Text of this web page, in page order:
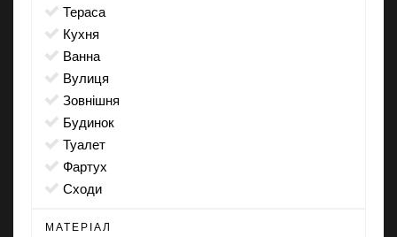
тераса
кухня
ванна
вулиця
зовнішня
будинок
туалет
фартух
сходи
МАТЕРІАЛ